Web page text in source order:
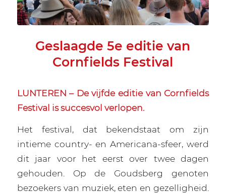
Geslaagde 5e editie van
Cornfields Festival
LUNTEREN – De vijfde editie van Cornfields
Festival is succesvol verlopen.
Het festival, dat bekendstaat om zijn
intieme country- en Americana-sfeer, werd
dit jaar voor het eerst over twee dagen
gehouden. Op de Goudsberg genoten
bezoekers van muziek, eten en gezelligheid.